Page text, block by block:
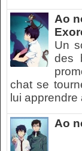
Ao
Un
des
chat se
lui apprendre
Ao